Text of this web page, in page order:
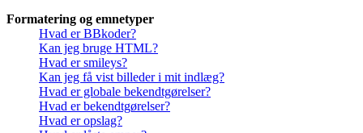
Formatering og emnetyper
Hvad er BBkoder?
Kan jeg bruge HTML?
Hvad er smileys?
Kan jeg få vist billeder i mit indlæg?
Hvad er globale bekendtgørelser?
Hvad er bekendtgørelser?
Hvad er opslag?